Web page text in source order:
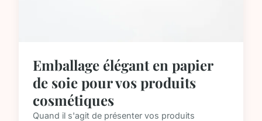
Emballage élégant en papier
de soie pour vos produits
cosmétiques
Quand il s'agit de présenter vos produits